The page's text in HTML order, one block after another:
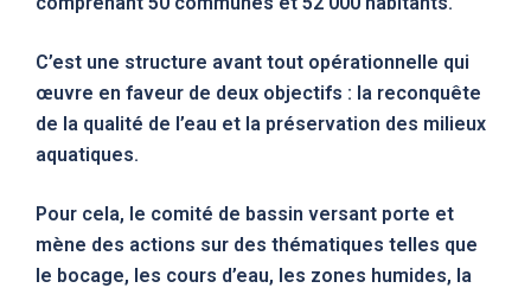
C’est une structure avant tout opérationnelle qui
œuvre en faveur de deux objectifs : la reconquête
de la qualité de l’eau et la préservation des milieux
aquatiques.
Pour cela, le comité de bassin versant porte et
mène des actions sur des thématiques telles que
le bocage, les cours d’eau, les zones humides, la